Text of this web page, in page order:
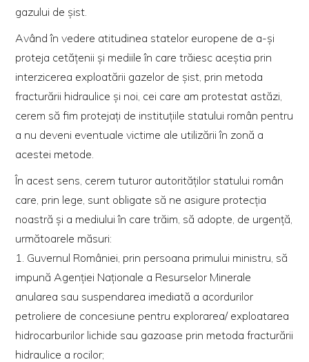
gazului de şist.
Având în vedere atitudinea statelor europene de a-şi
proteja cetăţenii şi mediile în care trăiesc aceştia prin
interzicerea exploatării gazelor de şist, prin metoda
fracturării hidraulice şi noi, cei care am protestat astăzi,
cerem să fim protejaţi de instituţiile statului român pentru
a nu deveni eventuale victime ale utilizării în zonă a
acestei metode.
În acest sens, cerem tuturor autorităţilor statului român
care, prin lege, sunt obligate să ne asigure protecţia
noastră şi a mediului în care trăim, să adopte, de urgenţă,
următoarele măsuri:
1. Guvernul României, prin persoana primului ministru, să
impună Agenţiei Naţionale a Resurselor Minerale
anularea sau suspendarea imediată a acordurilor
petroliere de concesiune pentru explorarea/ exploatarea
hidrocarburilor lichide sau gazoase prin metoda fracturării
hidraulice a rocilor;